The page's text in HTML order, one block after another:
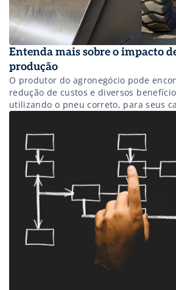
Entenda mais sobre o impacto
produção
O produtor do agronegócio pode
redução de custos e diversos
utilizando o pneu correto, para seus
transbordo, caminhonetes,
capacidade de carga, mais
eficiente, além de uma vida útil mais
qualidade contribui para a […]